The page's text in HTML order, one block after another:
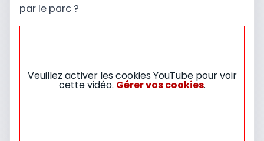
par le parc ?
Veuillez activer les cookies YouTube pour voir
cette vidéo. Gérer vos cookies.